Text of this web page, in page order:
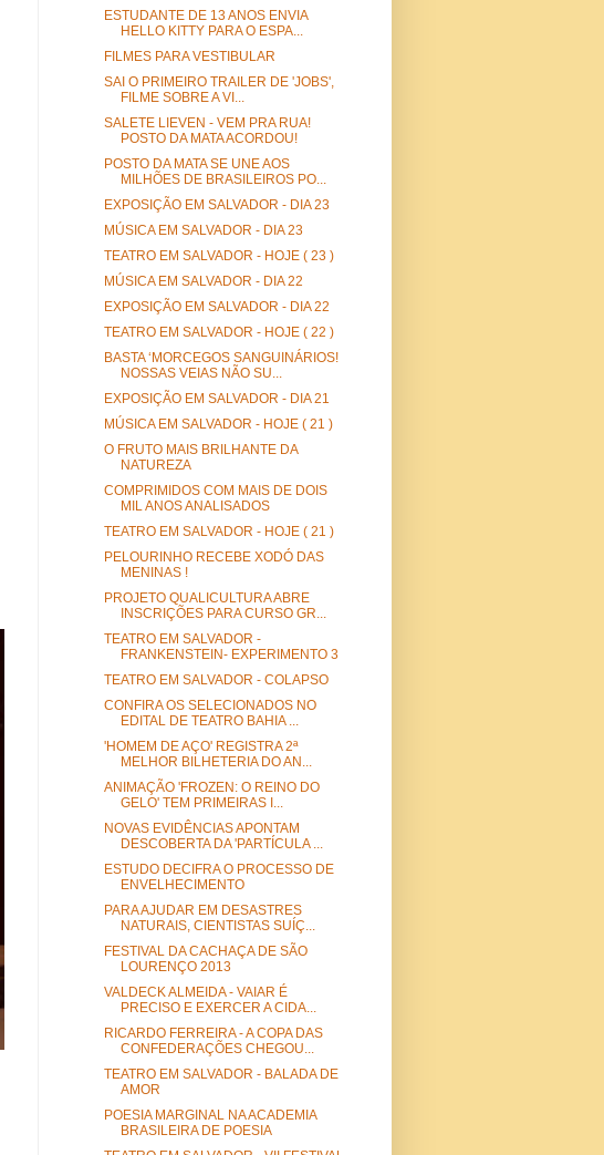
ESTUDANTE DE 13 ANOS ENVIA
HELLO KITTY PARA O ESPA...
FILMES PARA VESTIBULAR
SAI O PRIMEIRO TRAILER DE 'JOBS',
FILME SOBRE A VI...
SALETE LIEVEN - VEM PRA RUA!
POSTO DA MATA ACORDOU!
POSTO DA MATA SE UNE AOS
MILHÕES DE BRASILEIROS PO...
EXPOSIÇÃO EM SALVADOR - DIA 23
MÚSICA EM SALVADOR - DIA 23
TEATRO EM SALVADOR - HOJE ( 23 )
MÚSICA EM SALVADOR - DIA 22
EXPOSIÇÃO EM SALVADOR - DIA 22
TEATRO EM SALVADOR - HOJE ( 22 )
BASTA ‘MORCEGOS SANGUINÁRIOS!
NOSSAS VEIAS NÃO SU...
EXPOSIÇÃO EM SALVADOR - DIA 21
MÚSICA EM SALVADOR - HOJE ( 21 )
O FRUTO MAIS BRILHANTE DA
NATUREZA
COMPRIMIDOS COM MAIS DE DOIS
MIL ANOS ANALISADOS
TEATRO EM SALVADOR - HOJE ( 21 )
PELOURINHO RECEBE XODÓ DAS
MENINAS !
PROJETO QUALICULTURA ABRE
INSCRIÇÕES PARA CURSO GR...
TEATRO EM SALVADOR -
FRANKENSTEIN- EXPERIMENTO 3
TEATRO EM SALVADOR - COLAPSO
CONFIRA OS SELECIONADOS NO
EDITAL DE TEATRO BAHIA ...
'HOMEM DE AÇO' REGISTRA 2ª
MELHOR BILHETERIA DO AN...
ANIMAÇÃO 'FROZEN: O REINO DO
GELO' TEM PRIMEIRAS I...
NOVAS EVIDÊNCIAS APONTAM
DESCOBERTA DA 'PARTÍCULA ...
ESTUDO DECIFRA O PROCESSO DE
ENVELHECIMENTO
PARA AJUDAR EM DESASTRES
NATURAIS, CIENTISTAS SUÍÇ...
FESTIVAL DA CACHAÇA DE SÃO
LOURENÇO 2013
VALDECK ALMEIDA - VAIAR É
PRECISO E EXERCER A CIDA...
RICARDO FERREIRA - A COPA DAS
CONFEDERAÇÕES CHEGOU...
TEATRO EM SALVADOR - BALADA DE
AMOR
POESIA MARGINAL NA ACADEMIA
BRASILEIRA DE POESIA